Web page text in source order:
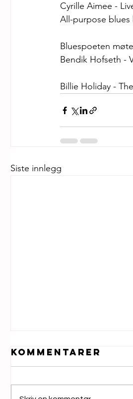
Cyrille Aimee -
All-purpose blues
Bluespoeten
Bendik Hofseth -
Billie Holiday -
Siste innlegg
Kommentarer